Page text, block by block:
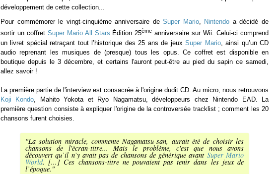
développement de cette collection...
Pour commémorer le vingt-cinquième anniversaire deSuper Mario, Nintendo a décidé de
sortir un coffret Super Mario All Stars Édition 25ème anniversaire sur Wii. Celui-ci comprend
un livret spécial retraçant tout l’historique des 25 ans de jeuxSuper Mario, ainsi qu’un CD
audio reprenant les musiques de (presque) tous les opus. Ce coffret est disponible en
boutique depuis le 3 décembre, et certains l'auront peut-être au pied du sapin ce samedi,
allez savoir !
La première partie de l'interview est consacrée à l'origine dudit CD. Au micro, nous retrouvons
Koji Kondo , Mahito Yokota et Ryo Nagamatsu, développeurs chez Nintendo EAD. La
première question consiste à expliquer l'origine de la controversée tracklist ; comment les 20
chansons furent choisies.
"La solution miracle, commente Nagamatsu-san , aurait été de choisir les
chansons de l'écran-titre... Mais le problème, c'est que nous avons
découvert qu’il n’y avait pas de chansons de générique avant Super Mario
World. [...] Ces chansons-titre ne pouvaient pas tenir dans les jeux de
l’époque. "